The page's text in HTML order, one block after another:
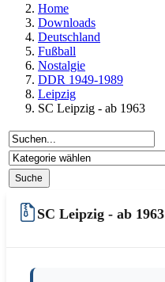
Home
Downloads
Deutschland
Fußball
Nostalgie
DDR 1949-1989
Leipzig
SC Leipzig - ab 1963
SC Leipzig - ab 1963